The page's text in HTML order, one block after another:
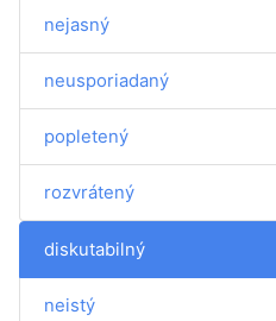
nejasný
neusporiadaný
popletený
rozvrátený
diskutabilný
neistý